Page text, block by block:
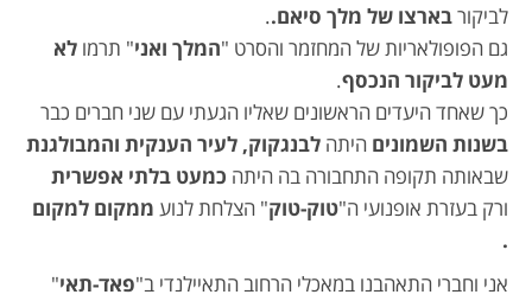
לביקורבארצו של מלך סיאם..
גם הפופולאריות של המחזמר והסרט "המלך ואני" תרמו לא
מעט לביקור הנכסף.
כך שאחד היעדים הראשונים שאליו הגעתי עם שני חברים כבר
בשנות השמונים היתה לבנגקוק, לעיר הענקית והמבולגנת
שבאותה תקופה התחבורה בה היתה כמעט בלתי אפשרית
ורק בעזרת אופנועי ה"טוק-טוק" הצלחת לנוע ממקום למקום
.
אני וחברי התאהבנו במאכלי הרחוב התאיילנדי ב"פאד-תאי"